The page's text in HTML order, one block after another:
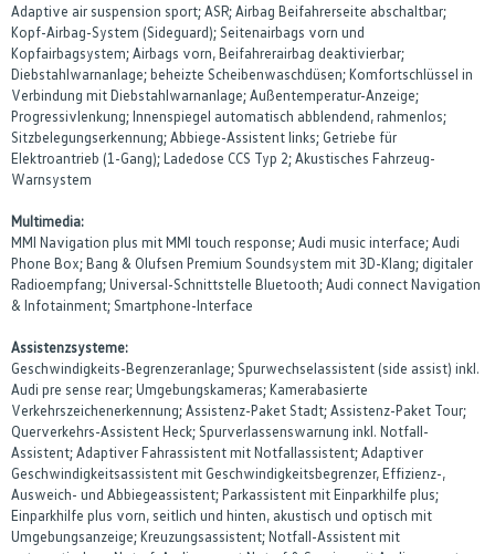
Adaptive air suspension sport; ASR; Airbag Beifahrerseite abschaltbar;
Kopf-Airbag-System (Sideguard); Seitenairbags vorn und
Kopfairbagsystem; Airbags vorn, Beifahrerairbag deaktivierbar;
Diebstahlwarnanlage; beheizte Scheibenwaschdüsen; Komfortschlüssel in
Verbindung mit Diebstahlwarnanlage; Außentemperatur-Anzeige;
Progressivlenkung; Innenspiegel automatisch abblendend, rahmenlos;
Sitzbelegungserkennung; Abbiege-Assistent links; Getriebe für
Elektroantrieb (1-Gang); Ladedose CCS Typ 2; Akustisches Fahrzeug-
Warnsystem
Multimedia:
MMI Navigation plus mit MMI touch response; Audi music interface; Audi
Phone Box; Bang & Olufsen Premium Soundsystem mit 3D-Klang; digitaler
Radioempfang; Universal-Schnittstelle Bluetooth; Audi connect Navigation
& Infotainment; Smartphone-Interface
Assistenzsysteme:
Geschwindigkeits-Begrenzeranlage; Spurwechselassistent (side assist) inkl.
Audi pre sense rear; Umgebungskameras; Kamerabasierte
Verkehrszeichenerkennung; Assistenz-Paket Stadt; Assistenz-Paket Tour;
Querverkehrs-Assistent Heck; Spurverlassenswarnung inkl. Notfall-
Assistent; Adaptiver Fahrassistent mit Notfallassistent; Adaptiver
Geschwindigkeitsassistent mit Geschwindigkeitsbegrenzer, Effizienz-,
Ausweich- und Abbiegeassistent; Parkassistent mit Einparkhilfe plus;
Einparkhilfe plus vorn, seitlich und hinten, akustisch und optisch mit
Umgebungsanzeige; Kreuzungsassistent; Notfall-Assistent mit